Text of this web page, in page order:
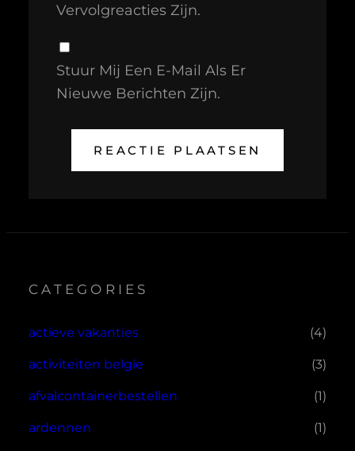
Vervolgreacties Zijn.
Stuur Mij Een E-Mail Als Er
Nieuwe Berichten Zijn.
CATEGORIES
actieve vakanties (4)
activiteiten belgie (3)
afvalcontainerbestellen (1)
ardennen (1)